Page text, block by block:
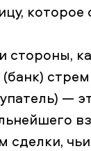
стороны,
—